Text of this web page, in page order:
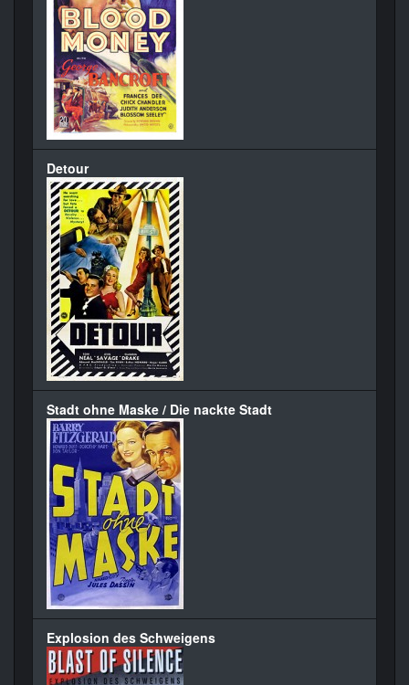
Detour
Stadt ohne Maske / Die nackte Stadt
Explosion des Schweigens